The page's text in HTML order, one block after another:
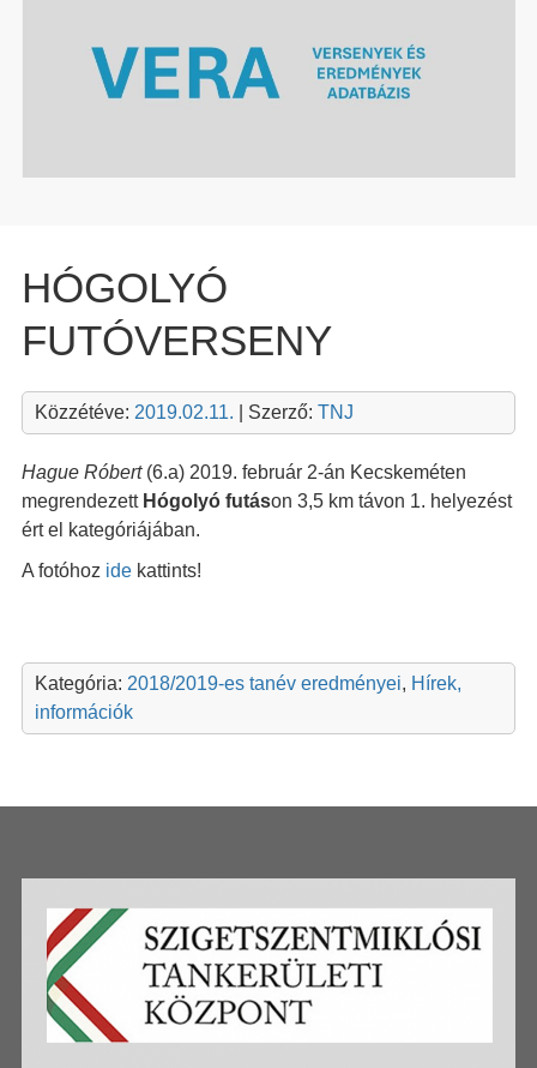
HÓGOLYÓ
FUTÓVERSENY
Közzétéve: 2019.02.11. | Szerző: TNJ
Hague Róbert(6.a) 2019. február 2-án Kecskeméten
megrendezett Hógolyó futáson 3,5 km távon 1. helyezést
ért el kategóriájában.
A fotóhoz idekattints!
Kategória: 2018/2019-es tanév eredményei, Hírek,
információk